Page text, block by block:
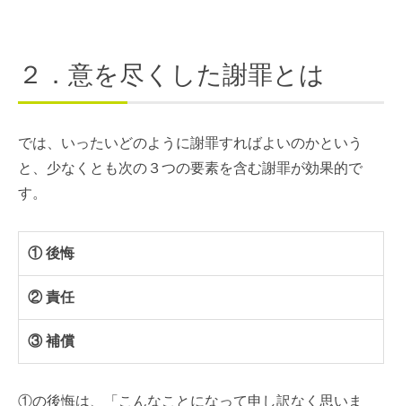
２．意を尽くした謝罪とは
では、いったいどのように謝罪すればよいのかという
と、少なくとも次の３つの要素を含む謝罪が効果的で
す。
① 後悔
② 責任
③ 補償
①の後悔は、「こんなことになって申し訳なく思いま